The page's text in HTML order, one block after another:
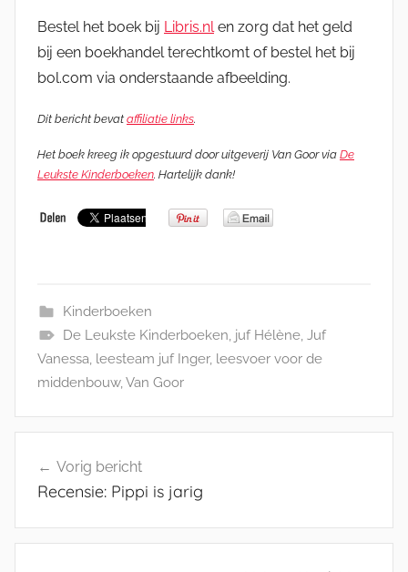
Bestel het boek bij Libris.nlen zorg dat het geld
bij een boekhandel terechtkomt of bestel het bij
bol.com via onderstaande afbeelding.
Dit bericht bevat affiliatie links.
Het boek kreeg ik opgestuurd door uitgeverij Van Goor via De
Leukste Kinderboeken. Hartelijk dank!
Kinderboeken
De Leukste Kinderboeken, juf Hélène, Juf
Vanessa, leesteam juf Inger, leesvoer voor de
middenbouw,Van Goor
navigatie
Vorig bericht
Recensie: Pippi is jarig